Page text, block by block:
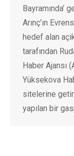
Bayramında’
Arınç’ın
hedef alan
tarafından
Haber Ajansı
Yüksekova
sitelerine
yapılan bir